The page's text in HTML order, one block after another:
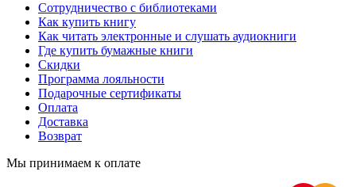
Сотрудничество с библиотеками
Как купить книгу
Как читать электронные и слушать аудиокниги
Где купить бумажные книги
Скидки
Программа лояльности
Подарочные сертификаты
Оплата
Доставка
Возврат
Мы принимаем к оплате